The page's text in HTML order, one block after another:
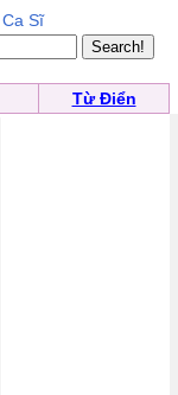
Sĩ
Từ Điển